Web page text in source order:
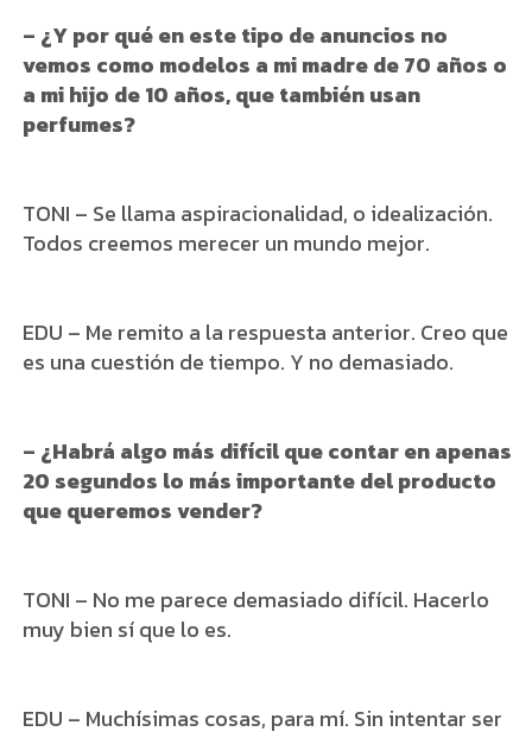
– ¿Y por qué en este tipo de anuncios no
vemos como modelos a mi madre de 70 años o
a mi hijo de 10 años, que también usan
perfumes?
TONI – Se llama aspiracionalidad, o idealización.
Todos creemos merecer un mundo mejor.
EDU – Me remito a la respuesta anterior. Creo que
es una cuestión de tiempo. Y no demasiado.
– ¿Habrá algo más difícil que contar en apenas
20 segundos lo más importante del producto
que queremos vender?
TONI – No me parece demasiado difícil. Hacerlo
muy bien sí que lo es.
EDU – Muchísimas cosas, para mí. Sin intentar ser